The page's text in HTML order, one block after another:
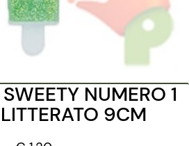
NUMERO 1
9CM